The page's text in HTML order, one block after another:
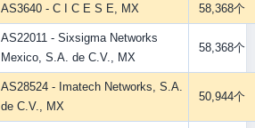
AS3640 - C I C E S E, MX 58,368个
AS22011 - Sixsigma Networks
Mexico, S.A. de C.V., MX
58,368个
AS28524 - Imatech Networks, S.A.
de C.V., MX
50,944个